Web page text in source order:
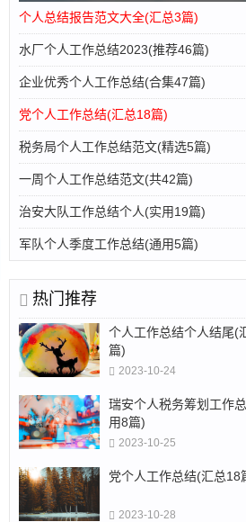
个人总结报告范文大全(汇总3篇)
水厂个人工作总结2023(推荐46篇)
企业优秀个人工作总结(合集47篇)
党个人工作总结(汇总18篇)
税务局个人工作总结范文(精选5篇)
一周个人工作总结范文(共42篇)
治安大队工作总结个人(实用19篇)
军队个人季度工作总结(通用5篇)
热门推荐
个人工作总结个人结尾(
篇)
2023-10-24
瑞安个人税务筹划工作
用8篇)
2023-10-25
党个人工作总结(汇总18
2023-10-28